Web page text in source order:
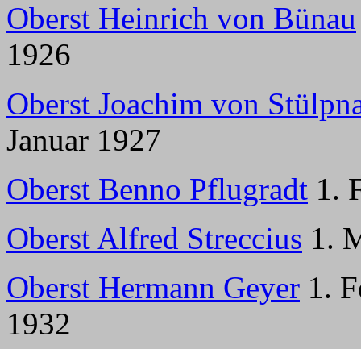
Oberst Heinrich von Bünau
1926
Oberst Joachim von
Januar 1927
Oberst Benno Pflugradt 1.
Oberst Alfred Streccius 1.
Oberst Hermann Geyer 1.
1932